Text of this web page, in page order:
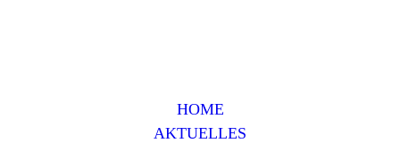
HOME
AKTUELLES